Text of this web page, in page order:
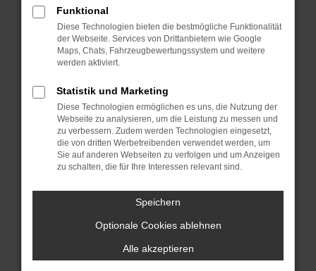
deine Suchmaschine?
Prüfe deine Browsererweiterungen.
Manche Erweiterungen, wie Werbeblocker,
können das Laden bestimmter Seiten
anderen Browser oder in einem privaten
Fenster?
Starte dein Gerät neu.
Das kann manchmal helfen,
vorübergehende Probleme zu beheben.
Stelle sicher, dass dein Browser und dein
Betriebssystem auf dem neuesten Stand
Veraltete Software birgt nicht nur ein
Sicherheitsrisiko, sondern kann auch dazu
Funktional
Diese Technologien bieten die bestmögliche Funktionalität
der Webseite. Services von Drittanbietern wie Google
Maps, Chats, Fahrzeugbewertungssystem und weitere
werden aktiviert.
Statistik und Marketing
Diese Technologien ermöglichen es uns, die Nutzung der
Webseite zu analysieren, um die Leistung zu messen und
zu verbessern. Zudem werden Technologien eingesetzt,
die von dritten Werbetreibenden verwendet werden, um
Sie auf anderen Webseiten zu verfolgen und um Anzeigen
zu schalten, die für Ihre Interessen relevant sind.
Speichern
Optionale Cookies ablehnen
Alle akzeptieren